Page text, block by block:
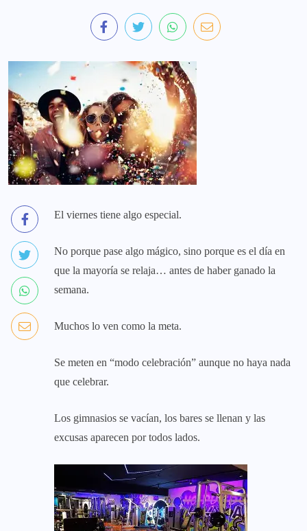
El viernes tiene algo especial.
No porque pase algo mágico, sino porque es el día en
que la mayoría se relaja… antes de haber ganado la
semana.
Muchos lo ven como la meta.
Se meten en “modo celebración” aunque no haya nada
que celebrar.
Los gimnasios se vacían, los bares se llenan y las
excusas aparecen por todos lados.